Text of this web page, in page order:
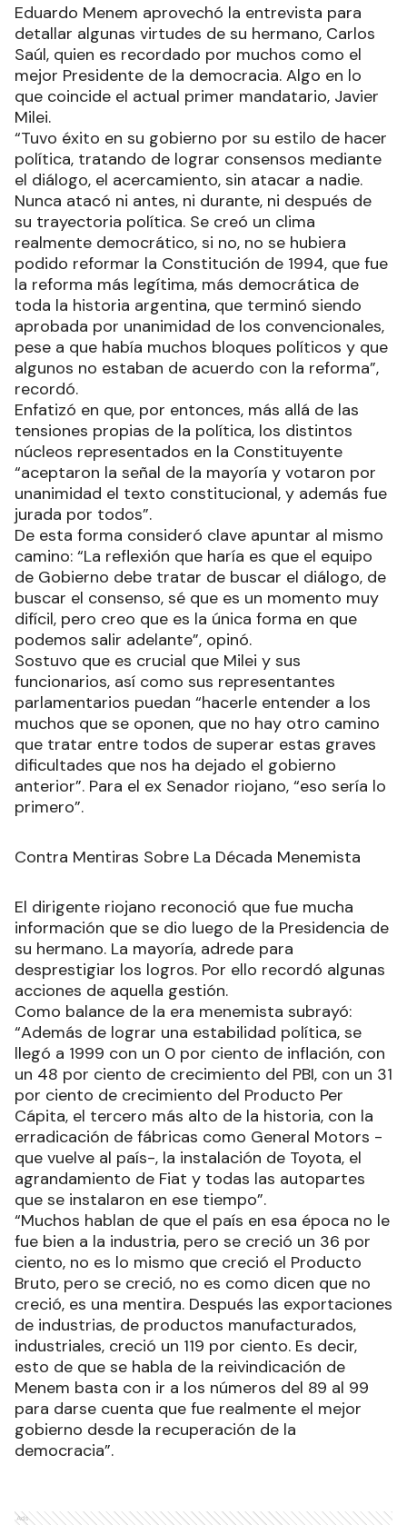
Eduardo Menem aprovechó la entrevista para
detallar algunas virtudes de su hermano, Carlos
Saúl, quien es recordado por muchos como el
mejor Presidente de la democracia. Algo en lo
que coincide el actual primer mandatario, Javier
Milei.
“Tuvo éxito en su gobierno por su estilo de hacer
política, tratando de lograr consensos mediante
el diálogo, el acercamiento, sin atacar a nadie.
Nunca atacó ni antes, ni durante, ni después de
su trayectoria política. Se creó un clima
realmente democrático, si no, no se hubiera
podido reformar la Constitución de 1994, que fue
la reforma más legítima, más democrática de
toda la historia argentina, que terminó siendo
aprobada por unanimidad de los convencionales,
pese a que había muchos bloques políticos y que
algunos no estaban de acuerdo con la reforma”,
recordó.
Enfatizó en que, por entonces, más allá de las
tensiones propias de la política, los distintos
núcleos representados en la Constituyente
“aceptaron la señal de la mayoría y votaron por
unanimidad el texto constitucional, y además fue
jurada por todos”.
De esta forma consideró clave apuntar al mismo
camino: “La reflexión que haría es que el equipo
de Gobierno debe tratar de buscar el diálogo, de
buscar el consenso, sé que es un momento muy
difícil, pero creo que es la única forma en que
podemos salir adelante”, opinó.
Sostuvo que es crucial que Milei y sus
funcionarios, así como sus representantes
parlamentarios puedan “hacerle entender a los
muchos que se oponen, que no hay otro camino
que tratar entre todos de superar estas graves
dificultades que nos ha dejado el gobierno
anterior”. Para el ex Senador riojano, “eso sería lo
primero”.
Contra Mentiras Sobre La Década Menemista
El dirigente riojano reconoció que fue mucha
información que se dio luego de la Presidencia de
su hermano. La mayoría, adrede para
desprestigiar los logros. Por ello recordó algunas
acciones de aquella gestión.
Como balance de la era menemista subrayó:
“Además de lograr una estabilidad política, se
llegó a 1999 con un 0 por ciento de inflación, con
un 48 por ciento de crecimiento del PBI, con un 31
por ciento de crecimiento del Producto Per
Cápita, el tercero más alto de la historia, con la
erradicación de fábricas como General Motors -
que vuelve al país-, la instalación de Toyota, el
agrandamiento de Fiat y todas las autopartes
que se instalaron en ese tiempo”.
“Muchos hablan de que el país en esa época no le
fue bien a la industria, pero se creció un 36 por
ciento, no es lo mismo que creció el Producto
Bruto, pero se creció, no es como dicen que no
creció, es una mentira. Después las exportaciones
de industrias, de productos manufacturados,
industriales, creció un 119 por ciento. Es decir,
esto de que se habla de la reivindicación de
Menem basta con ir a los números del 89 al 99
para darse cuenta que fue realmente el mejor
gobierno desde la recuperación de la
democracia”.
Ads